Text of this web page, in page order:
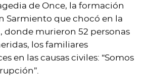
de Once, la formación
Sarmiento que chocó en la
donde murieron 52 personas
los familiares
en las causas civiles: “Somos